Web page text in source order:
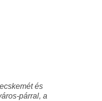
és
párral, a